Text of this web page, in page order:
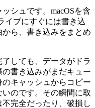
シュです。macOSを含
イブにすぐには書き込
ら、書き込みをまとめ
しても、データがドラ
書き込みがまだキュー
キャッシュからコピー
のです。その瞬間に取
完全だったり、破損し